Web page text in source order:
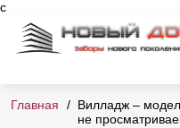
с
Главная
Вилладж –
не